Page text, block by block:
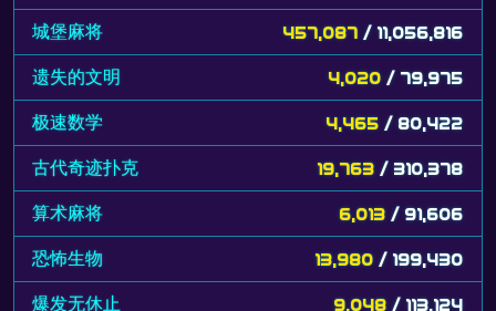
城堡麻将 457,087 / 11,056,816
遗失的文明 4,020 / 79,975
极速数学 4,465 / 80,422
古代奇迹扑克 19,763 / 310,378
算术麻将 6,013 / 91,606
恐怖生物 13,980 / 199,430
爆发无休止 9,048 / 113,124